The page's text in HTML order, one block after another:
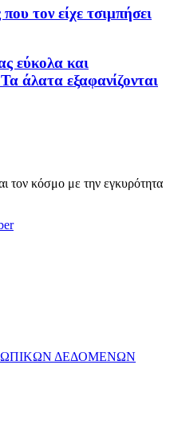
τον είχε τσιμπήσει
εύκολα και
άλατα εξαφανίζονται
τον κόσμο με την εγκυρότητα
ΔΕΔΟΜΕΝΩΝ